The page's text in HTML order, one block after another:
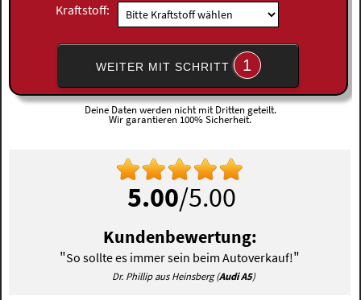
Kraftstoff:
WEITER MIT SCHRITT 1
Deine Daten werden nicht mit Dritten geteilt.
Wir garantieren 100% Sicherheit.
5.00/5.00
Kundenbewertung:
"So sollte es immer sein beim Autoverkauf!"
Dr. Phillip aus Heinsberg (Audi A5)